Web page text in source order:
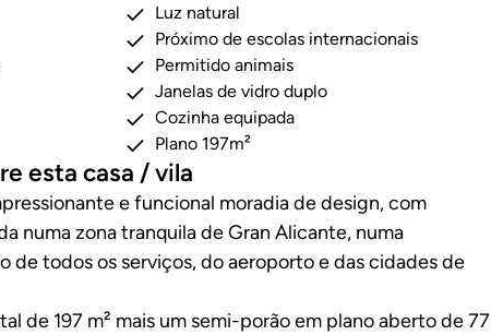
Luz natural
Próximo de escolas internacionais
Permitido animais
Janelas de vidro duplo
Cozinha equipada
Plano 197m²
esta casa / vila
e funcional moradia de design, com
numa zona tranquila de Gran Alicante, numa
de todos os serviços, do aeroporto e das cidades de
de 197 m² mais um semi-porão em plano aberto de 77